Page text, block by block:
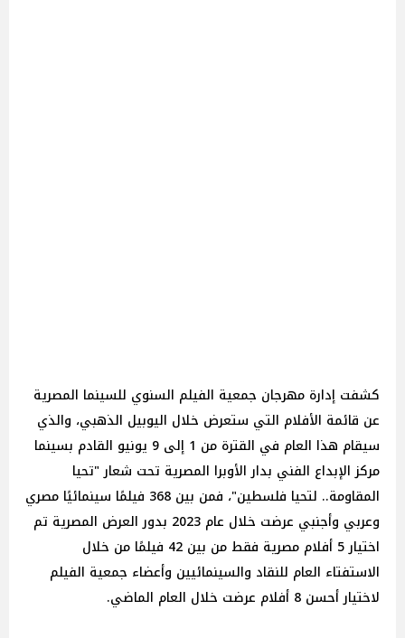
كشفت إدارة مهرجان جمعية الفيلم السنوي للسينما المصرية
عن قائمة الأفلام التي ستعرض خلال اليوبيل الذهبي، والذي
سيقام هذا العام في القترة من 1 إلى 9 يونيو القادم بسينما
مركز الإبداع الفني بدار الأوبرا المصرية تحت شعار "تحيا
المقاومة.. لتحيا فلسطين"، فمن بين 368 فيلمًا سينمائيًا مصري
وعربي وأجنبي عرضت خلال عام 2023 بدور العرض المصرية تم
اختيار 5 أفلام مصرية فقط من بين 42 فيلمًا من خلال
الاستفتاء العام للنقاد والسينمائيين وأعضاء جمعية الفيلم
لاختيار أحسن 8 أفلام عرضت خلال العام الماضي.